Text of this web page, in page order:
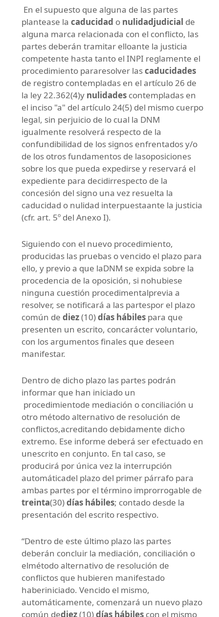
En el supuesto que alguna de las partes
plantease la caducidad o nulidadjudicial de
alguna marca relacionada con el conflicto, las
partes deberán tramitar elloante la justicia
competente hasta tanto el INPI reglamente el
procedimiento pararesolver lascaducidades
de registro contempladas en el artículo 26 de
la ley 22.362(4)y nulidades contempladas en
el inciso "a" del artículo 24(5) del mismo cuerpo
legal, sin perjuicio de lo cual la DNM
igualmente resolverá respecto de la
confundibilidad de los signos enfrentados y/o
de los otros fundamentos de lasoposiciones
sobre los que pueda expedirse y reservará el
expediente para decidirrespecto de la
concesión del signo una vez resuelta la
caducidad o nulidad interpuestaante la justicia
(cfr. art. 5º del Anexo I).
Siguiendo con el nuevo procedimiento,
producidas las pruebas o vencido el plazo para
ello, y previo a que laDNM se expida sobre la
procedencia de la oposición, si nohubiese
ninguna cuestión procedimentalprevia a
resolver, se notificará a las partespor el plazo
común de diez(10)días hábiles para que
presenten un escrito, concarácter voluntario,
con los argumentos finales que deseen
manifestar.
Dentro de dicho plazo las partes podrán
informar que han iniciado un
procedimientode mediación o conciliación u
otro método alternativo de resolución de
conflictos,acreditando debidamente dicho
extremo. Ese informe deberá ser efectuado en
unescrito en conjunto. En tal caso, se
producirá por única vez la interrupción
automáticadel plazo del primer párrafo para
ambas partes por el término improrrogable de
treinta(30)días hábiles; contado desde la
presentación del escrito respectivo.
“Dentro de este último plazo las partes
deberán concluir la mediación, conciliación o
elmétodo alternativo de resolución de
conflictos que hubieren manifestado
haberiniciado. Vencido el mismo,
automáticamente, comenzará un nuevo plazo
común dediez(10)días hábiles con el mismo